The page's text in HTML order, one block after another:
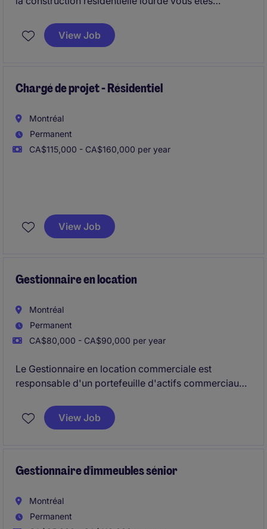
efficace des projets de 30M$ a 100M$.
View Job
Chargé de projet - Résidentiel
Montréal
Permanent
CA$115,000 - CA$160,000 per year
au Québec, reconnu pour la réalisation de projets
majeurs en construction (institutionnel, commercial et
qualité de ses équipes.
View Job
Gestionnaire en location
Montréal
Permanent
CA$80,000 - CA$90,000 per year
Le Gestionnaire en location commerciale est
responsable d'un portefeuille d'actifs commerciaux
maximiser l'occupation, les revenus et la valeur à
long terme.
le leadership de l'équipe de location et la
la vision stratégique des actifs.
View Job
Gestionnaire d'immeubles sénior
Montréal
Permanent